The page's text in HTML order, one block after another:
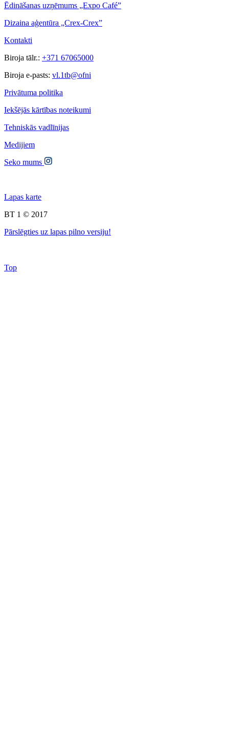
Ēdināšanas uzņēmums „Expo Café”
Dizaina aģentūra „Crex-Crex”
Kontakti
Biroja tālr.: +371 67065000
Biroja e-pasts: vl.1tb@ofni
Privātuma politika
Iekšējās kārtības noteikumi
Tehniskās vadlīnijas
Medijiem
Seko mums
Lapas karte
BT 1 © 2017
Pārslēgties uz lapas pilno versiju!
Top